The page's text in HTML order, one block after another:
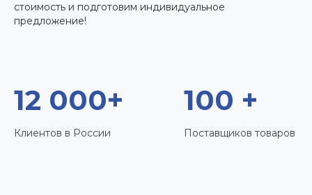
стоимость и подготовим индивидуальное
предложение!
12 000+
Клиентов в России
100 +
Поставщиков товаров